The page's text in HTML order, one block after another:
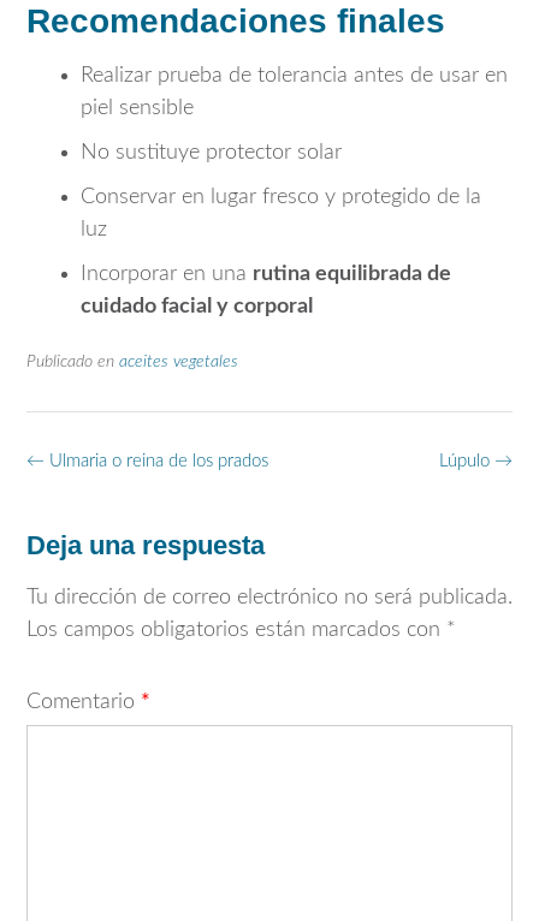
Recomendaciones finales
Realizar prueba de tolerancia antes de usar en
piel sensible
No sustituye protector solar
Conservar en lugar fresco y protegido de la
luz
Incorporar en una rutina equilibrada de
cuidado facial y corporal
Publicado en aceites vegetales
Navegación
Lúpulo →
← Ulmaria o reina de los prados
Deja una respuesta
Tu dirección de correo electrónico no será publicada.
Los campos obligatorios están marcados con *
Comentario *